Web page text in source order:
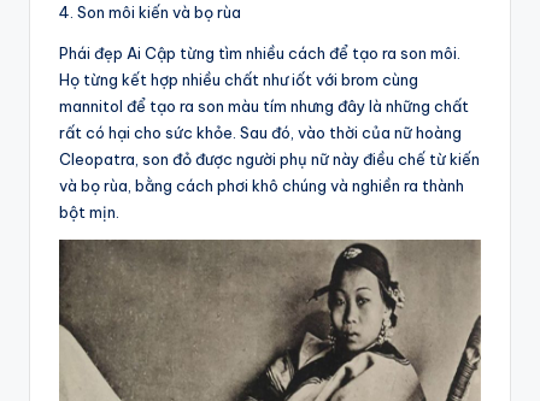
4. Son môi kiến và bọ rùa
Phái đẹp Ai Cập từng tìm nhiều cách để tạo ra son môi.
Họ từng kết hợp nhiều chất như iốt với brom cùng
mannitol để tạo ra son màu tím nhưng đây là những chất
rất có hại cho sức khỏe. Sau đó, vào thời của nữ hoàng
Cleopatra, son đỏ được người phụ nữ này điều chế từ kiến
và bọ rùa, bằng cách phơi khô chúng và nghiền ra thành
bột mịn.